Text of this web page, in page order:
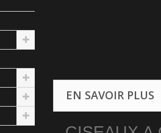
EN SAVOIR PLUS